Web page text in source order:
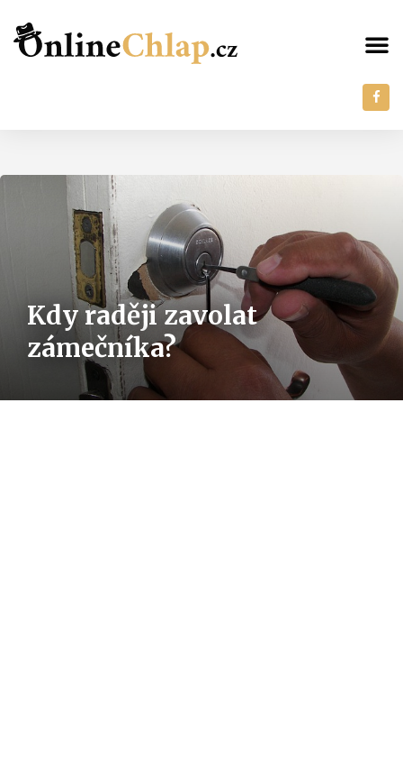
Kdy raději zavolat
zámečníka?